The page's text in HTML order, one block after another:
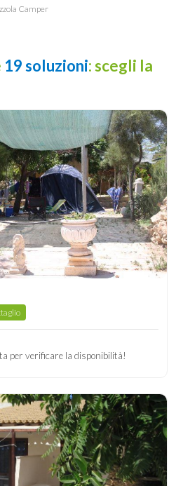
Camper
19 soluzioni: scegli la
per verificare la disponibilità!